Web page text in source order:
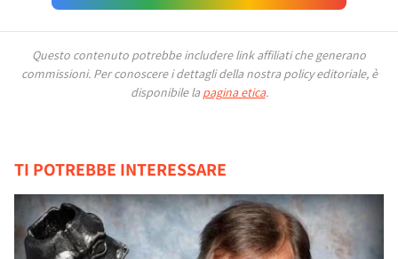
Questo contenuto potrebbe includere link affiliati che generano
commissioni. Per conoscere i dettagli della nostra policy editoriale, è
disponibile la pagina etica.
TI POTREBBE INTERESSARE